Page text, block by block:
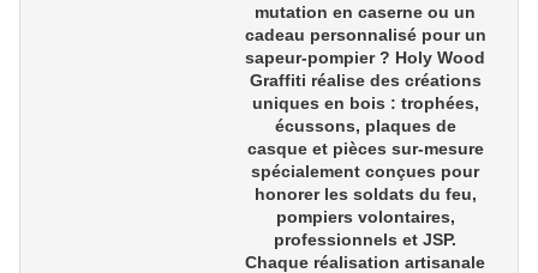
mutation en caserne ou un
cadeau personnalisé pour un
sapeur-pompier? Holy Wood
Graffiti réalise des créations
uniques en bois : trophées,
écussons, plaques de
casque et pièces sur-mesure
spécialement conçues pour
honorer les soldats du feu,
pompiers volontaires,
professionnels et JSP.
Chaque réalisation artisanale